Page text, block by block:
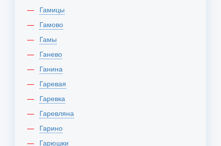
Гамицы
Гамово
Гамы
Ганево
Ганина
Гаревая
Гаревка
Гаревляна
Гарино
Гарюшки